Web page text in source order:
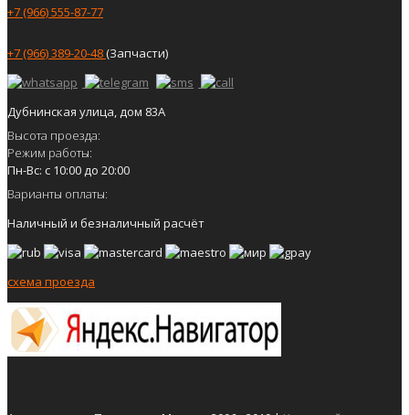
+7 (966) 555-87-77
+7 (966) 389-20-48(Запчасти)
Дубнинская улица, дом 83А
Высота проезда:
Режим работы:
Пн-Вс: с 10:00 до 20:00
Варианты оплаты:
Наличный и безналичный расчёт
схема проезда